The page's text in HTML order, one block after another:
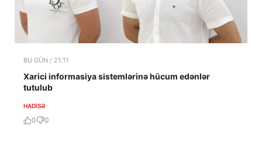
BU GÜN / 21:11
Xarici informasiya sistemlərinə hücum edənlər
tutulub
HADISƏ
0 0